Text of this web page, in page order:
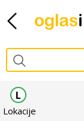
L
Lokacije